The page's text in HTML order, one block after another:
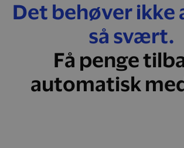
Det behøver ikke
så svært.
Få penge
automatisk